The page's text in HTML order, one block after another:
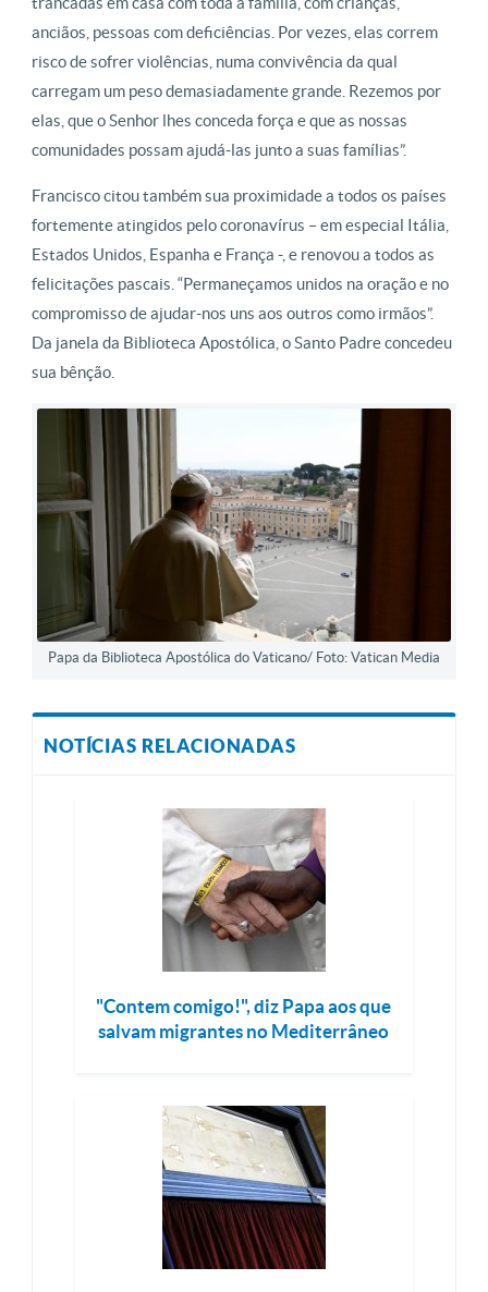
anciãos, pessoas com deficiências. Por vezes, elas correm
risco de sofrer violências, numa convivência da qual
carregam um peso demasiadamente grande. Rezemos por
elas, que o Senhor lhes conceda força e que as nossas
comunidades possam ajudá-las junto a suas famílias”.
Francisco citou também sua proximidade a todos os países
fortemente atingidos pelo coronavírus – em especial Itália,
Estados Unidos, Espanha e França -, e renovou a todos as
felicitações pascais. “Permaneçamos unidos na oração e no
compromisso de ajudar-nos uns aos outros como irmãos”.
Da janela da Biblioteca Apostólica, o Santo Padre concedeu
sua bênção.
Papa da Biblioteca Apostólica do Vaticano/ Foto: Vatican Media
NOTÍCIAS RELACIONADAS
"Contem comigo!", diz Papa aos que
salvam migrantes no Mediterrâneo